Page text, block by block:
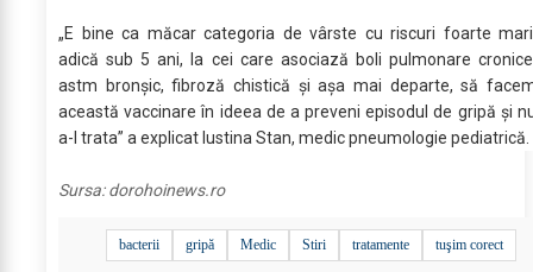
„E bine ca măcar categoria de vârste cu riscuri foarte
adică sub 5 ani, la cei care asociază boli pulmonare
astm bronşic, fibroză chistică şi aşa mai departe, să
această vaccinare în ideea de a preveni episodul de gripă şi
a-l trata” a explicat Iustina Stan, medic pneumologie pediatrică.
Sursa:dorohoinews.ro
bacterii gripă Medic Stiri tratamente tuşim corect